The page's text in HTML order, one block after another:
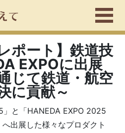
ポート】鉄道技
EXPOに出展
じて鉄道・航空
に貢献～
」と「HANEDA EXPO 2025
出展した様々なプロダクト